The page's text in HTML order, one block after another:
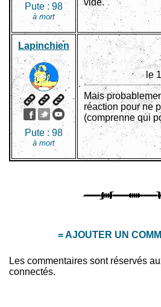
Pute : 98
à mort
vide.
Lapinchien
Pute : 98
à mort
le
Mais
réaction pour ne
(comprenne qui
= AJOUTER UN
Les commentaires sont réservés
connectés.